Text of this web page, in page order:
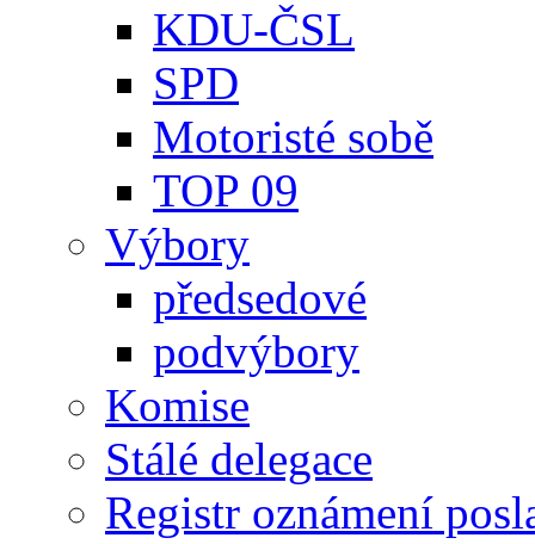
KDU-ČSL
SPD
Motoristé sobě
TOP 09
Výbory
předsedové
podvýbory
Komise
Stálé delegace
Registr oznámení